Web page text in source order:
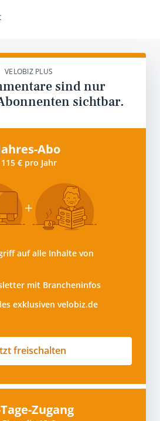
VELOBIZ PLUS
sind nur
sichtbar.
Abo
115 € pro Jahr
auf alle Inhalte von
mit Brancheninfos
exklusiven velobiz.de
freischalten
Zugang